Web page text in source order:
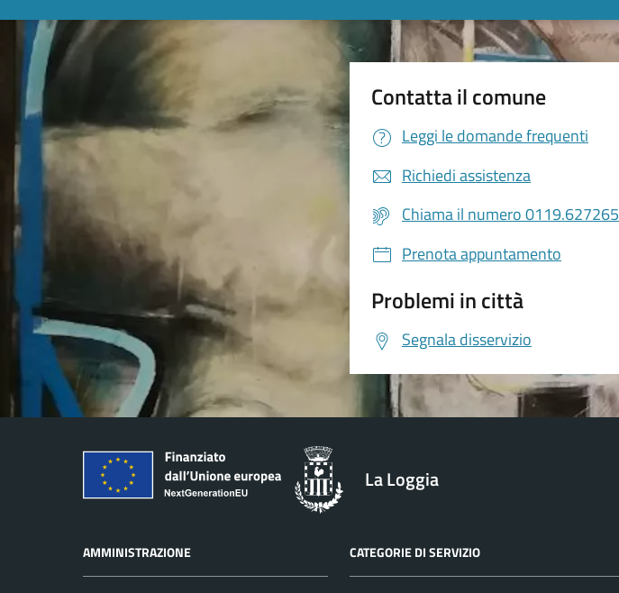
Contatta il comune
Leggi le domande frequenti
Richiedi assistenza
Chiama il numero 0119.627265
Prenota appuntamento
Problemi in città
Segnala disservizio
La Loggia
AMMINISTRAZIONE CATEGORIE DI SERVIZIO